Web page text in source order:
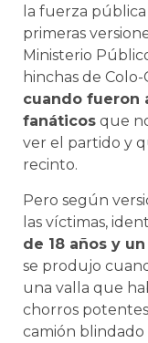
la fuerza
primeras
Ministerio
hinchas de Colo-
cuando fueron
fanáticos que
ver el partido y
recinto.
Pero según
las víctimas,
de 18 años y
se produjo
una valla que
chorros
camión